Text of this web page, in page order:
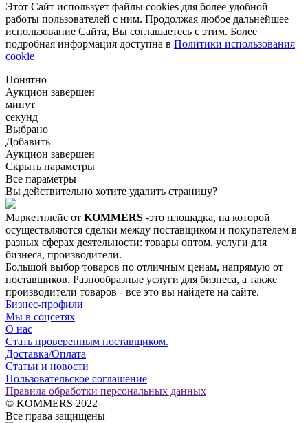
Этот Сайт использует файлы cookies для более удобной
работы пользователей с ним. Продолжая любое дальнейшее
использование Сайта, Вы соглашаетесь с этим. Более
подробная информация доступна в Политики использования
cookie
Понятно
Аукцион завершен
минут
секунд
Выбрано
Добавить
Аукцион завершен
Скрыть параметры
Все параметры
Вы действительно хотите удалить страницу?
Маркетплейс от KOMMERS -это площадка, на которой
осуществляются сделки между поставщиком и покупателем в
разных сферах деятельности: товары оптом, услуги для
бизнеса, производители.
Большой выбор товаров по отличным ценам, напрямую от
поставщиков. Разнообразные услуги для бизнеса, а также
производители товаров - все это вы найдете на сайте.
Бизнес-профили
Мы в соцсетях
О нас
Стать проверенным поставщиком.
Доставка/Оплата
Статьи и новости
Пользовательское соглашение
Правила обработки персональных данных
© KOMMERS 2022
Все права защищены